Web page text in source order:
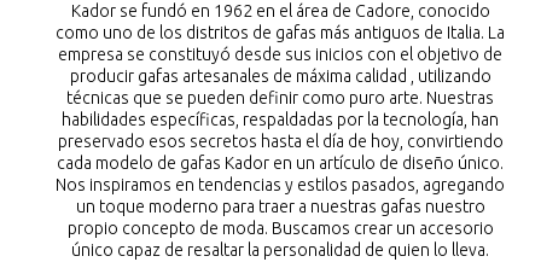
Kador se fundó en 1962 en el área de Cadore, conocido
como uno de los distritos de gafas más antiguos de Italia. La
empresa se constituyó desde sus inicios con el objetivo de
producir gafas artesanales de máxima calidad , utilizando
técnicas que se pueden definir como puro arte. Nuestras
habilidades específicas, respaldadas por la tecnología, han
preservado esos secretos hasta el día de hoy, convirtiendo
cada modelo de gafas Kador en un artículo de diseño único.
Nos inspiramos en tendencias y estilos pasados, agregando
un toque moderno para traer a nuestras gafas nuestro
propio concepto de moda. Buscamos crear un accesorio
único capaz de resaltar la personalidad de quien lo lleva.